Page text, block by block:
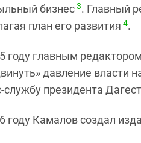
бизнес3. Главный
план его развития 4.
году главным
давление власти
службу президента
году Камалов создал